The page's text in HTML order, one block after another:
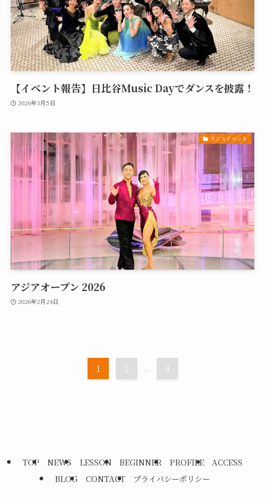
【イベント報告】日比谷Music Dayでダンスを披露！
2026年3月5日
ダンスイベント
アジアオープン 2026
2026年2月24日
1 2 ... 4
TOP NEWS LESSON BEGINNER PROFILE
ACCESS
BLOG
CONTACT プライバシーポリシー